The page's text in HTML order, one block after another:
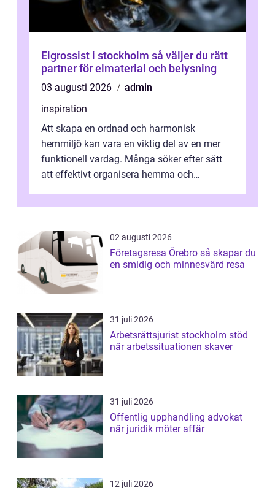
Elgrossist i stockholm så väljer du rätt
partner för elmaterial och belysning
03 augusti 2026
admin
inspiration
Att skapa en ordnad och harmonisk
hemmiljö kan vara en viktig del av en mer
funktionell vardag. Många söker efter sätt
att effektivt organisera hemma och
02 augusti 2026
Företagsresa Örebro så skapar du
en smidig och minnesvärd resa
31 juli 2026
Arbetsrättsjurist stockholm stöd
när arbetssituationen skaver
31 juli 2026
Offentlig upphandling advokat
när juridik möter affär
12 juli 2026